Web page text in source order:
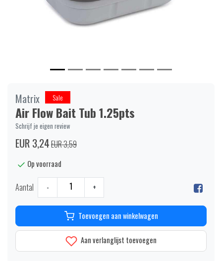
Matrix Sale
Air Flow Bait Tub 1.25pts
Schrijf je eigen review
EUR 3,24EUR 3,59
Op voorraad
Aantal - +
Toevoegen aan winkelwagen
Aan verlanglijst toevoegen